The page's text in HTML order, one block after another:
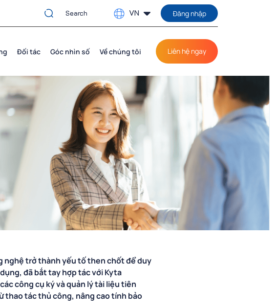
VN Đăng nhập
Đối tác Góc nhìn số Về chúng tôi Liên hệ ngay
nghệ trở thành yếu tố then chốt để duy
đã bắt tay hợp tác với Kyta
công cụ ký và quản lý tài liệu tiên
thao tác thủ công, nâng cao tính bảo